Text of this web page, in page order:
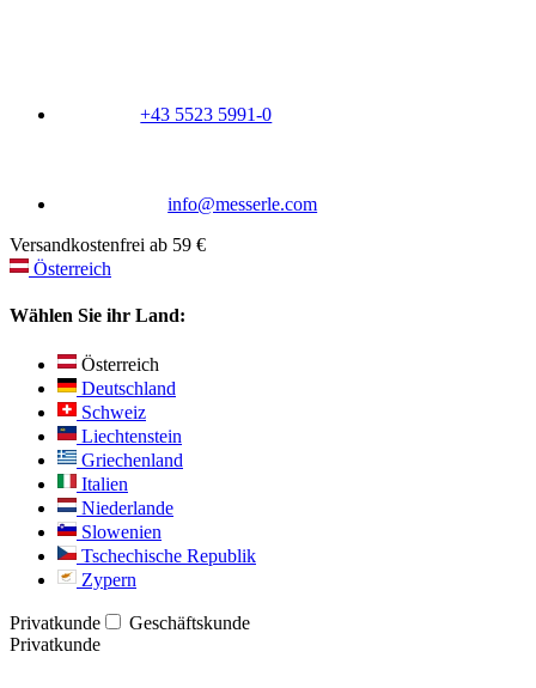
+43 5523 5991-0
info@messerle.com
Versandkostenfrei ab 59 €
Österreich
Wählen Sie ihr Land:
Österreich
Deutschland
Schweiz
Liechtenstein
Griechenland
Italien
Niederlande
Slowenien
Tschechische Republik
Zypern
Privatkunde
Geschäftskunde
Privatkunde